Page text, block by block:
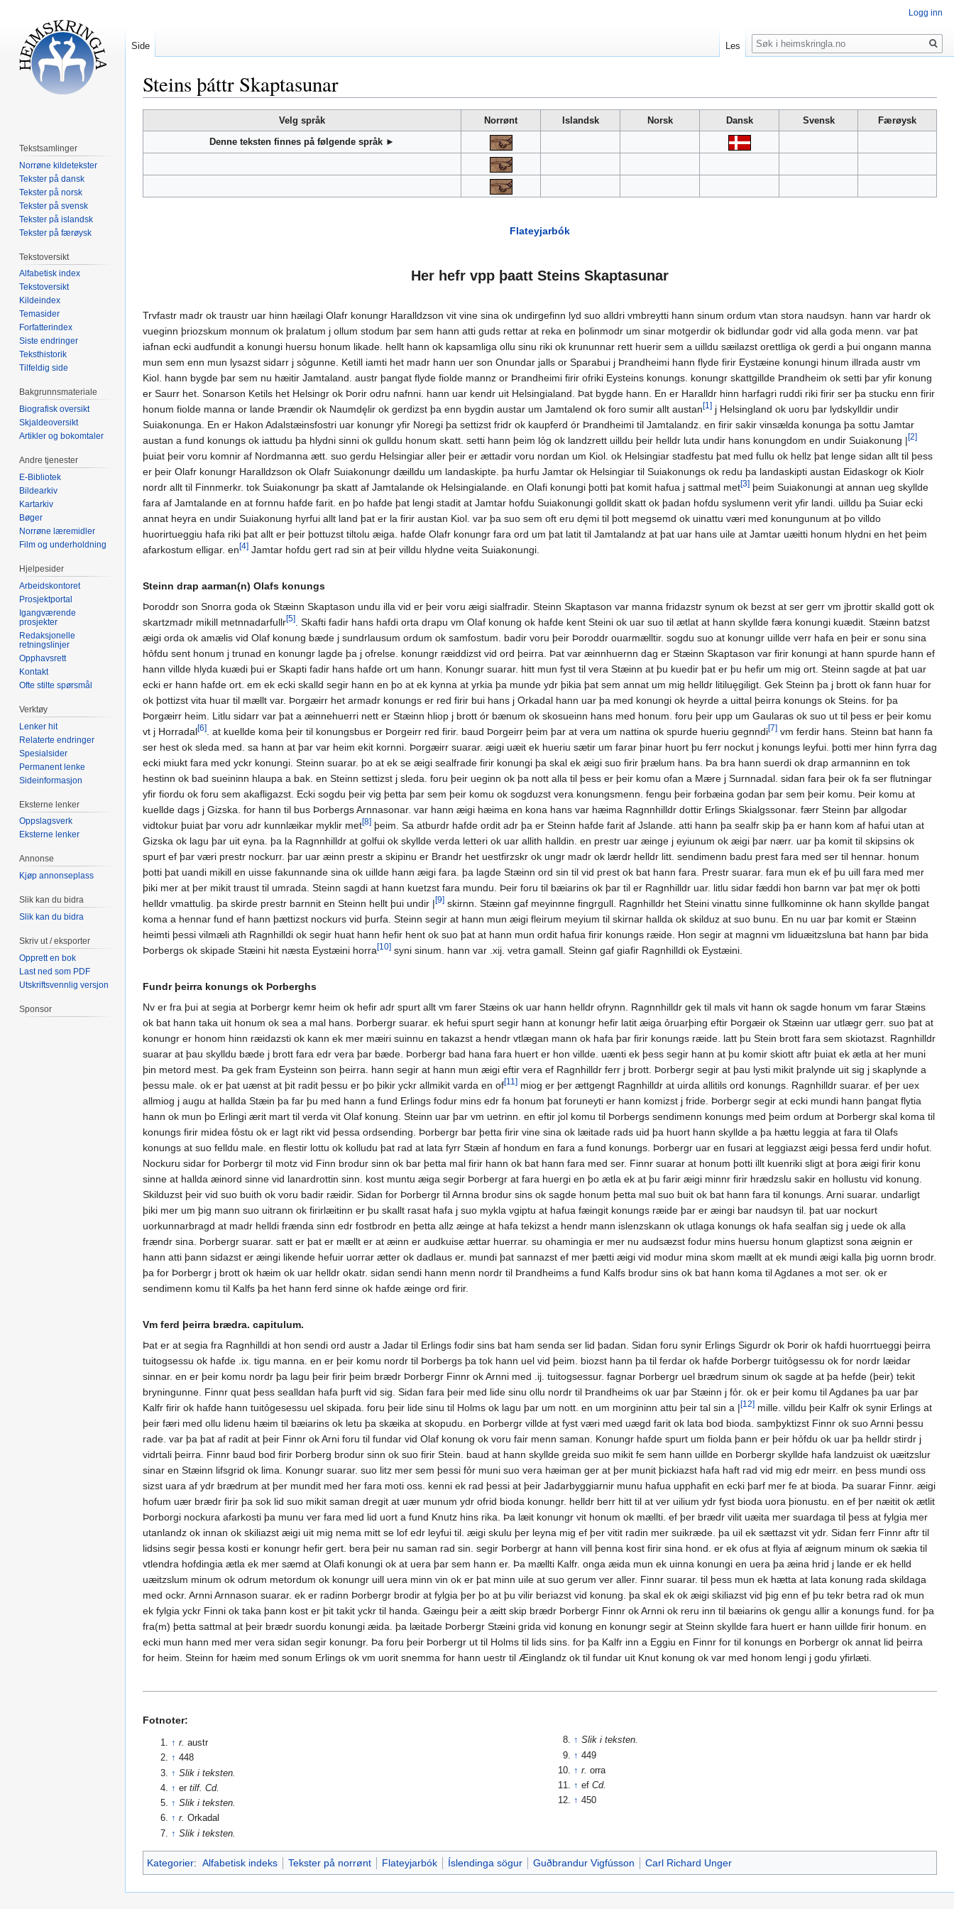
Steins þáttr Skaptasunar
til
til
Velg språk Norrønt Islandsk Norsk Dansk Svensk
Færøysk
Denne teksten finnes på følgende språk ►
Flateyjarbók
Her hefr vpp þaatt Steins Skaptasunar
Trvfastr madr ok traustr uar hinn hæilagi Olafr konungr Haralldzson vit vine sina ok undirgefinn lyd suo alldri vmbreytti hann sinum ordum vtan stora naudsyn. hann var hardr ok
vueginn þriozskum monnum ok þralatum j ollum stodum þar sem hann atti guds rettar at reka en þolinmodr um sinar motgerdir ok bidlundar godr vid alla goda menn. var þat
iafnan ecki audfundit a konungi huersu honum likade. hellt hann ok kapsamliga ollu sinu riki ok krununnar rett huerir sem a uilldu sæilazst orettliga ok gerdi a þui ongann manna
mun sem enn mun lysazst sidarr j sỏgunne. Ketill iamti het madr hann uer son Onundar jalls or Sparabui j Þrandheimi hann flyde firir Eystæine konungi hinum illrada austr vm
Kiol. hann bygde þar sem nu hæitir Jamtaland. austr þangat flyde fiolde mannz or Þrandheimi firir ofriki Eysteins konungs. konungr skattgillde Þrandheim ok setti þar yfir konung
er Saurr het. Sonarson Ketils het Helsingr ok Þorir odru nafnni. hann uar kendr uit Helsingialand. Þat bygde hann. En er Haralldr hinn harfagri ruddi riki firir ser þa stucku enn firir
honum fiolde manna or lande Þrændir ok Naumdęlir ok gerdizst þa enn bygdin austar um Jamtalend ok foro sumir allt austan[1] j Helsingland ok uoru þar lydskylldir undir
Suiakonunga. En er Hakon Adalstæinsfostri uar konungr yfir Noregi þa settizst fridr ok kaupferd ór Þrandheimi til Jamtalandz. en firir sakir vinsælda konunga þa sottu Jamtar
austan a fund konungs ok iattudu þa hlydni sinni ok gulldu honum skatt. setti hann þeim lỏg ok landzrett uilldu þeir helldr luta undir hans konungdom en undir Suiakonung |[2]
þuiat þeir voru komnir af Nordmanna ætt. suo gerdu Helsingiar aller þeir er ættadir voru nordan um Kiol. ok Helsingiar stadfestu þat med fullu ok hellz þat lenge sidan allt til þess
er þeir Olafr konungr Haralldzson ok Olafr Suiakonungr dæilldu um landaskipte. þa hurfu Jamtar ok Helsingiar til Suiakonungs ok redu þa landaskipti austan Eidaskogr ok Kiolr
nordr allt til Finnmerkr. tok Suiakonungr þa skatt af Jamtalande ok Helsingialande. en Olafi konungi þotti þat komit hafua j sattmal met[3] þeim Suiakonungi at annan ueg skyllde
fara af Jamtalande en at fornnu hafde farit. en þo hafde þat lengi stadit at Jamtar hofdu Suiakonungi golldit skatt ok þadan hofdu syslumenn verit yfir landi. uilldu þa Suiar ecki
annat heyra en undir Suiakonung hyrfui allt land þat er la firir austan Kiol. var þa suo sem oft eru dęmi til þott megsemd ok uinattu væri med konungunum at þo villdo
huorirtueggiu hafa riki þat allt er þeir þottuzst tiltolu æiga. hafde Olafr konungr fara ord um þat latit til Jamtalandz at þat uar hans uile at Jamtar uæitti honum hlydni en het þeim
afarkostum elligar. en[4] Jamtar hofdu gert rad sin at þeir villdu hlydne veita Suiakonungi.
Steinn drap aarman(n) Olafs konungs
Þoroddr son Snorra goda ok Stæinn Skaptason undu illa vid er þeir voru æigi sialfradir. Steinn Skaptason var manna fridazstr synum ok bezst at ser gerr vm jþrottir skalld gott ok
skartzmadr mikill metnnadarfullr[5]. Skafti fadir hans hafdi orta drapu vm Olaf konung ok hafde kent Steini ok uar suo til ætlat at hann skyllde færa konungi kuædit. Stæinn batzst
æigi orda ok amælis vid Olaf konung bæde j sundrlausum ordum ok samfostum. badir voru þeir Þoroddr ouarmælltir. sogdu suo at konungr uillde verr hafa en þeir er sonu sina
hỏfdu sent honum j trunad en konungr lagde þa j ofrelse. konungr ræiddizst vid ord þeirra. Þat var æinnhuernn dag er Stæinn Skaptason var firir konungi at hann spurde hann ef
hann villde hlyda kuædi þui er Skapti fadir hans hafde ort um hann. Konungr suarar. hitt mun fyst til vera Stæinn at þu kuedir þat er þu hefir um mig ort. Steinn sagde at þat uar
ecki er hann hafde ort. em ek ecki skalld segir hann en þo at ek kynna at yrkia þa munde ydr þikia þat sem annat um mig helldr litiluęgiligt. Gek Steinn þa j brott ok fann huar for
ok þottizst vita huar til mællt var. Þorgæirr het armadr konungs er red firir bui hans j Orkadal hann uar þa med konungi ok heyrde a uittal þeirra konungs ok Steins. for þa
Þorgæirr heim. Litlu sidarr var þat a æinnehuerri nett er Stæinn hliop j brott ór bænum ok skosueinn hans med honum. foru þeir upp um Gaularas ok suo ut til þess er þeir komu
vt j Horradal[6]. at kuellde koma þeir til konungsbus er Þorgeirr red firir. baud Þorgeirr þeim þar at vera um nattina ok spurde hueriu gegnndi[7] vm ferdir hans. Steinn bat hann fa
ser hest ok sleda med. sa hann at þar var heim ekit kornni. Þorgæirr suarar. æigi uæit ek hueriu sætir um farar þinar huort þu ferr nockut j konungs leyfui. þotti mer hinn fyrra dag
ecki miukt fara med yckr konungi. Steinn suarar. þo at ek se æigi sealfrade firir konungi þa skal ek æigi suo firir þrælum hans. Þa bra hann suerdi ok drap armanninn en tok
hestinn ok bad sueininn hlaupa a bak. en Steinn settizst j sleda. foru þeir ueginn ok þa nott alla til þess er þeir komu ofan a Mære j Surnnadal. sidan fara þeir ok fa ser flutningar
yfir fiordu ok foru sem akafligazst. Ecki sogdu þeir vig þetta þar sem þeir komu ok sogduzst vera konungsmenn. fengu þeir forbæina godan þar sem þeir komu. Þeir komu at
kuellde dags j Gizska. for hann til bus Þorbergs Arnnasonar. var hann æigi hæima en kona hans var hæima Ragnnhilldr dottir Erlings Skialgssonar. færr Steinn þar allgodar
vidtokur þuiat þar voru adr kunnlæikar myklir met[8] þeim. Sa atburdr hafde ordit adr þa er Steinn hafde farit af Jslande. atti hann þa sealfr skip þa er hann kom af hafui utan at
Gizska ok lagu þar uit eyna. þa la Ragnnhilldr at golfui ok skyllde verda letteri ok uar allith halldin. en prestr uar æinge j eyiunum ok æigi þar nærr. uar þa komit til skipsins ok
spurt ef þar væri prestr nockurr. þar uar æinn prestr a skipinu er Brandr het uestfirzskr ok ungr madr ok lærdr helldr litt. sendimenn badu prest fara med ser til hennar. honum
þotti þat uandi mikill en uisse fakunnande sina ok uillde hann æigi fara. þa lagde Stæinn ord sin til vid prest ok bat hann fara. Prestr suarar. fara mun ek ef þu uill fara med mer
þiki mer at þer mikit traust til umrada. Steinn sagdi at hann kuetzst fara mundu. Þeir foru til bæiarins ok þar til er Ragnhilldr uar. litlu sidar fæddi hon barnn var þat męr ok þotti
helldr vmattulig. þa skirde prestr barnnit en Steinn hellt þui undir |[9] skirnn. Stæinn gaf meyinnne fingrgull. Ragnhilldr het Steini vinattu sinne fullkominne ok hann skyllde þangat
koma a hennar fund ef hann þættizst nockurs vid þurfa. Steinn segir at hann mun æigi fleirum meyium til skirnar hallda ok skilduz at suo bunu. En nu uar þar komit er Stæinn
heimti þessi vilmæli ath Ragnhilldi ok segir huat hann hefir hent ok suo þat at hann mun ordit hafua firir konungs ræide. Hon segir at magnni vm liduæitzsluna bat hann þar bida
Þorbergs ok skipade Stæini hit næsta Eystæini horra[10] syni sinum. hann var .xij. vetra gamall. Steinn gaf giafir Ragnhilldi ok Eystæini.
Fundr þeirra konungs ok Þorberghs
Nv er fra þui at segia at Þorbergr kemr heim ok hefir adr spurt allt vm farer Stæins ok uar hann helldr ofrynn. Ragnnhilldr gek til mals vit hann ok sagde honum vm farar Stæins
ok bat hann taka uit honum ok sea a mal hans. Þorbergr suarar. ek hefui spurt segir hann at konungr hefir latit æiga ỏruarþing eftir Þorgæir ok Stæinn uar utlægr gerr. suo þat at
konungr er honom hinn ræidazsti ok kann ek mer mæiri suinnu en takazst a hendr vtlægan mann ok hafa þar firir konungs ræide. latt þu Stein brott fara sem skiotazst. Ragnhilldr
suarar at þau skylldu bæde j brott fara edr vera þar bæde. Þorbergr bad hana fara huert er hon villde. uænti ek þess segir hann at þu komir skiott aftr þuiat ek ætla at her muni
þin metord mest. Þa gek fram Eysteinn son þeirra. hann segir at hann mun æigi eftir vera ef Ragnhilldr ferr j brott. Þorbergr segir at þau lysti mikit þralynde uit sig j skaplynde a
þessu male. ok er þat uænst at þit radit þessu er þo þikir yckr allmikit varda en of[11] miog er þer ættgengt Ragnhilldr at uirda allitils ord konungs. Ragnhilldr suarar. ef þer uex
allmiog j augu at hallda Stæin þa far þu med hann a fund Erlings fodur mins edr fa honum þat foruneyti er hann komizst j fride. Þorbergr segir at ecki mundi hann þangat flytia
hann ok mun þo Erlingi ærit mart til verda vit Olaf konung. Steinn uar þar vm uetrinn. en eftir jol komu til Þorbergs sendimenn konungs med þeim ordum at Þorbergr skal koma til
konungs firir midea fỏstu ok er lagt rikt vid þessa ordsending. Þorbergr bar þetta firir vine sina ok læitade rads uid þa huort hann skyllde a þa hættu leggia at fara til Olafs
konungs at suo felldu male. en flestir lottu ok kolludu þat rad at lata fyrr Stæin af hondum en fara a fund konungs. Þorbergr uar en fusari at leggiazst æigi þessa ferd undir hofut.
Nockuru sidar for Þorbergr til motz vid Finn brodur sinn ok bar þetta mal firir hann ok bat hann fara med ser. Finnr suarar at honum þotti illt kuenriki sligt at þora æigi firir konu
sinne at hallda æinord sinne vid lanardrottin sinn. kost muntu æiga segir Þorbergr at fara huergi en þo ætla ek at þu farir æigi minnr firir hrædzslu sakir en hollustu vid konung.
Skilduzst þeir vid suo buith ok voru badir ræidir. Sidan for Þorbergr til Arnna brodur sins ok sagde honum þetta mal suo buit ok bat hann fara til konungs. Arni suarar. undarligt
þiki mer um þig mann suo uitrann ok firirlæitinn er þu skallt rasat hafa j suo mykla vgiptu at hafua fæingit konungs ræide þar er æingi bar naudsyn til. þat uar nockurt
uorkunnarbragd at madr helldi frænda sinn edr fostbrodr en þetta allz æinge at hafa tekizst a hendr mann islenzskann ok utlaga konungs ok hafa sealfan sig j uede ok alla
frændr sina. Þorbergr suarar. satt er þat er mællt er at æinn er audkuise ættar huerrar. su ohamingia er mer nu audsæzst fodur mins huersu honum glaptizst sona æignin er
hann atti þann sidazst er æingi likende hefuir uorrar ætter ok dadlaus er. mundi þat sannazst ef mer þætti æigi vid modur mina skom mællt at ek mundi æigi kalla þig uornn brodr.
þa for Þorbergr j brott ok hæim ok uar helldr okatr. sidan sendi hann menn nordr til Þrandheims a fund Kalfs brodur sins ok bat hann koma til Agdanes a mot ser. ok er
sendimenn komu til Kalfs þa het hann ferd sinne ok hafde æinge ord firir.
Vm ferd þeirra brædra. capitulum.
Þat er at segia fra Ragnhilldi at hon sendi ord austr a Jadar til Erlings fodir sins bat ham senda ser lid þadan. Sidan foru synir Erlings Sigurdr ok Þorir ok hafdi huorrtueggi þeirra
tuitogsessu ok hafde .ix. tigu manna. en er þeir komu nordr til Þorbergs þa tok hann uel vid þeim. biozst hann þa til ferdar ok hafde Þorbergr tuitỏgsessu ok for nordr læidar
sinnar. en er þeir komu nordr þa lagu þeir firir þeim brædr Þorbergr Finnr ok Arnni med .ij. tuitogsessur. fagnar Þorbergr uel brædrum sinum ok sagde at þa hefde (þeir) tekit
bryningunne. Finnr quat þess sealldan hafa þurft vid sig. Sidan fara þeir med lide sinu ollu nordr til Þrandheims ok uar þar Stæinn j fỏr. ok er þeir komu til Agdanes þa uar þar
Kalfr firir ok hafde hann tuitỏgesessu uel skipada. foru þeir lide sinu til Holms ok lagu þar um nott. en um morgininn attu þeir tal sin a |[12] mille. villdu þeir Kalfr ok synir Erlings at
þeir færi med ollu lidenu hæim til bæiarins ok letu þa skæika at skopudu. en Þorbergr villde at fyst væri med uægd farit ok lata bod bioda. samþyktizst Finnr ok suo Arnni þessu
rade. var þa þat af radit at þeir Finnr ok Arni foru til fundar vid Olaf konung ok voru fair menn saman. Konungr hafde spurt um fiolda þann er þeir hỏfdu ok uar þa helldr stirdr j
vidrtali þeirra. Finnr baud bod firir Þorberg brodur sinn ok suo firir Stein. baud at hann skyllde greida suo mikit fe sem hann uillde en Þorbergr skyllde hafa landzuist ok uæitzslur
sinar en Stæinn lifsgrid ok lima. Konungr suarar. suo litz mer sem þessi fỏr muni suo vera hæiman ger at þer munit þickiazst hafa haft rad vid mig edr meirr. en þess mundi oss
sizst uara af ydr brædrum at þer mundit med her fara moti oss. kenni ek rad þessi at þeir Jadarbyggiarnir munu hafua upphafit en ecki þarf mer fe at bioda. Þa suarar Finnr. æigi
hofum uær brædr firir þa sok lid suo mikit saman dregit at uær munum ydr ofrid bioda konungr. helldr berr hitt til at ver uilium ydr fyst bioda uora þionustu. en ef þer næitit ok ætlit
Þorborgi nockura afarkosti þa munu ver fara med lid uort a fund Knutz hins rika. Þa læit konungr vit honum ok mællti. ef þer brædr vilit uæita mer suardaga til þess at fylgia mer
utanlandz ok innan ok skiliazst æigi uit mig nema mitt se lof edr leyfui til. æigi skulu þer leyna mig ef þer vitit radin mer suikræde. þa uil ek sættazst vit ydr. Sidan ferr Finnr aftr til
lidsins segir þessa kosti er konungr hefir gert. bera þeir nu saman rad sin. segir Þorbergr at hann vill þenna kost firir sina hond. er ek ofus at flyia af æignum minum ok sækia til
vtlendra hofdingia ætla ek mer sæmd at Olafi konungi ok at uera þar sem hann er. Þa mællti Kalfr. onga æida mun ek uinna konungi en uera þa æina hrid j lande er ek helld
uæitzslum minum ok odrum metordum ok konungr uill uera minn vin ok er þat minn uile at suo gerum ver aller. Finnr suarar. til þess mun ek hætta at lata konung rada skildaga
med ockr. Arnni Arnnason suarar. ek er radinn Þorbergr brodir at fylgia þer þo at þu vilir beriazst vid konung. þa skal ek ok æigi skiliazst vid þig enn ef þu tekr betra rad ok mun
ek fylgia yckr Finni ok taka þann kost er þit takit yckr til handa. Gæingu þeir a æitt skip brædr Þorbergr Finnr ok Arnni ok reru inn til bæiarins ok gengu allir a konungs fund. for þa
fra(m) þetta sattmal at þeir brædr suordu konungi æida. þa læitade Þorbergr Stæini grida vid konung en konungr segir at Steinn skyllde fara huert er hann uillde firir honum. en
ecki mun hann med mer vera sidan segir konungr. Þa foru þeir Þorbergr ut til Holms til lids sins. for þa Kalfr inn a Eggiu en Finnr for til konungs en Þorbergr ok annat lid þeirra
for heim. Steinn for hæim med sonum Erlings ok vm uorit snemma for hann uestr til Æinglandz ok til fundar uit Knut konung ok var med honom lengi j godu yfirlæti.
Fotnoter:
↑ r. austr
↑ 448
↑ Slik i teksten.
↑ ertilf. Cd.
↑ Slik i teksten.
↑ r. Orkadal
↑ Slik i teksten.
↑ Slik i teksten.
↑ 449
↑ r. orra
↑ ef Cd.
↑ 450
Kategorier: Alfabetisk indeks Tekster på norrønt Flateyjarbók Íslendinga sögur Guðbrandur Vigfússon Carl Richard Unger
Logg inn
Side Les
Søk
Tekstsamlinger
Norrøne kildetekster
Tekster på dansk
Tekster på norsk
Tekster på svensk
Tekster på islandsk
Tekster på færøysk
Tekstoversikt
Alfabetisk index
Tekstoversikt
Kildeindex
Temasider
Forfatterindex
Siste endringer
Teksthistorik
Tilfeldig side
Bakgrunnsmateriale
Biografisk oversikt
Skjaldeoversikt
Artikler og bokomtaler
Andre tjenester
E-Bibliotek
Bildearkiv
Kartarkiv
Bøger
Norrøne læremidler
Film og underholdning
Hjelpesider
Arbeidskontoret
Prosjektportal
Igangværende
prosjekter
Redaksjonelle
retningslinjer
Opphavsrett
Kontakt
Ofte stilte spørsmål
Verktøy
Lenker hit
Relaterte endringer
Spesialsider
Permanent lenke
Sideinformasjon
Eksterne lenker
Oppslagsverk
Eksterne lenker
Annonse
Kjøp annonseplass
Slik kan du bidra
Slik kan du bidra
Skriv ut / eksporter
Opprett en bok
Last ned som PDF
Utskriftsvennlig versjon
Sponsor